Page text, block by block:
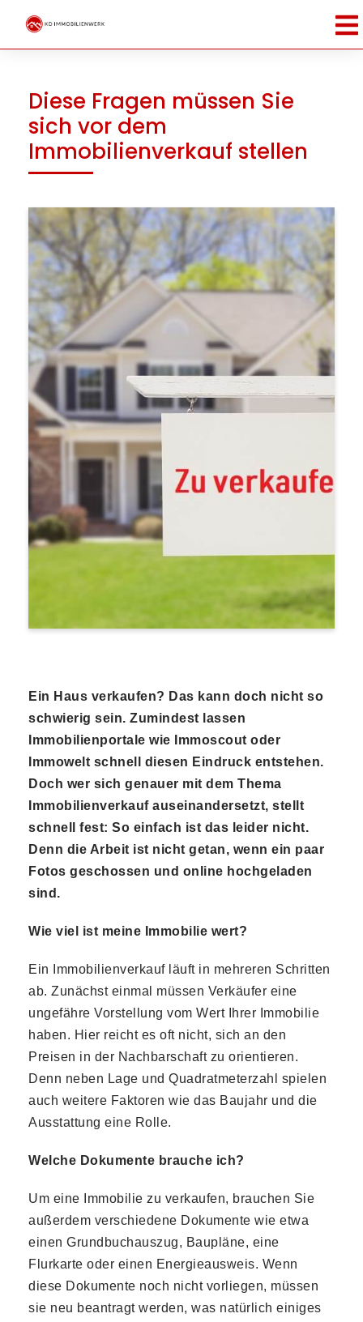
Diese Fragen müssen Sie
sich vor dem
Immobilienverkauf stellen
Ein Haus verkaufen? Das kann doch nicht so
schwierig sein. Zumindest lassen
Immobilienportale wie Immoscout oder
Immowelt schnell diesen Eindruck entstehen.
Doch wer sich genauer mit dem Thema
Immobilienverkauf auseinandersetzt, stellt
schnell fest: So einfach ist das leider nicht.
Denn die Arbeit ist nicht getan, wenn ein paar
Fotos geschossen und online hochgeladen
sind.
Wie viel ist meine Immobilie wert?
Ein Immobilienverkauf läuft in mehreren Schritten
ab. Zunächst einmal müssen Verkäufer eine
ungefähre Vorstellung vom Wert Ihrer Immobilie
haben. Hier reicht es oft nicht, sich an den
Preisen in der Nachbarschaft zu orientieren.
Denn neben Lage und Quadratmeterzahl spielen
auch weitere Faktoren wie das Baujahr und die
Ausstattung eine Rolle.
Welche Dokumente brauche ich?
Um eine Immobilie zu verkaufen, brauchen Sie
außerdem verschiedene Dokumente wie etwa
einen Grundbuchauszug, Baupläne, eine
Flurkarte oder einen Energieausweis. Wenn
diese Dokumente noch nicht vorliegen, müssen
sie neu beantragt werden, was natürlich einiges